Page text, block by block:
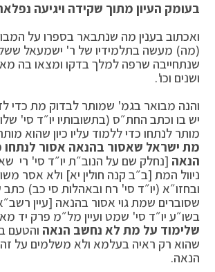
בעומק העיון מתוך שקידה ויגיעה
ואכתוב בענין מה שנתבאר בספרו על
(מה) מעשה בתלמידיו של ר' ישמעאל
שנתחייבה שרפה למלך בדקו ומצאו בה
ושנים וכו'.
והנה מבואר בגמ' שמותר לבדוק מת כדי
יש בו וכתב החת״ס (בתשובותיו יו״ד סי'
מותר לנתחו כדי ללמוד עליו כיון שהוא
מת ישראל שאסור בהנאה אסור
הנאה [נחלק שם על הנוב״ת יו״ד סי' רי
ניוול המת [ב״ב קנה חולין יא] ולא אסר
ובחזו״א (יו״ד סי' רח ובאהלות סי כב)
שסוברים שמת גוי אסור בהנאה [עיין
בשו״ע יו״ד סי' שמט ועיין מל״מ פרק יד
שלימוד על מת לא נחשב הנאה והטעם
שהוא רק ראיה בעלמא ולא משלמים על
הנאה.